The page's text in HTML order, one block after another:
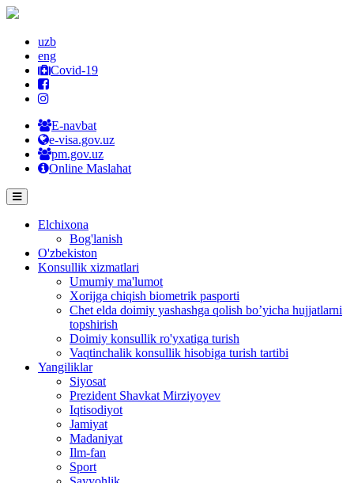
uzb
eng
Covid-19
E-navbat
e-visa.gov.uz
pm.gov.uz
Online Maslahat
Elchixona
Bog'lanish
O'zbekiston
Konsullik xizmatlari
Umumiy ma'lumot
Xorijga chiqish biometrik pasporti
Chet elda doimiy yashashga qolish bo’yicha hujjatlarni
topshirish
Doimiy konsullik ro'yxatiga turish
Vaqtinchalik konsullik hisobiga turish tartibi
Yangiliklar
Siyosat
Prezident Shavkat Mirziyoyev
Iqtisodiyot
Jamiyat
Madaniyat
Ilm-fan
Sport